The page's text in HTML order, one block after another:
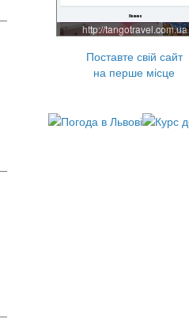
http://tangotravel.com.ua
Поставте свій сайт
на перше місце